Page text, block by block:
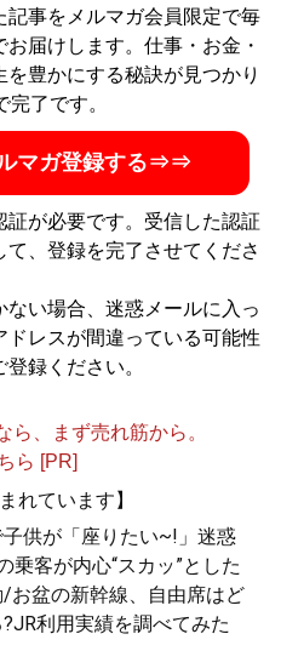
記事をメルマガ会員限定で毎
届けします。仕事・お金・
豊かにする秘訣が見つかり
完了です。
マガ登録する⇒⇒
が必要です。受信した認証
て、登録を完了させてくださ
い場合、迷惑メールに入っ
ドレスが間違っている可能性
録ください。
、まず売れ筋から。
ら [PR]
れています】
供が「座りたい~!」迷惑
乗客が内心“スカッ”とした
お盆の新幹線、自由席はど
利用実績を調べてみた